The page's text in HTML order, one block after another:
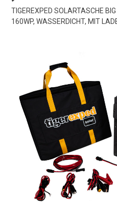
TIGEREXPED SOLARTASCHE
160WP, WASSERDICHT, MIT